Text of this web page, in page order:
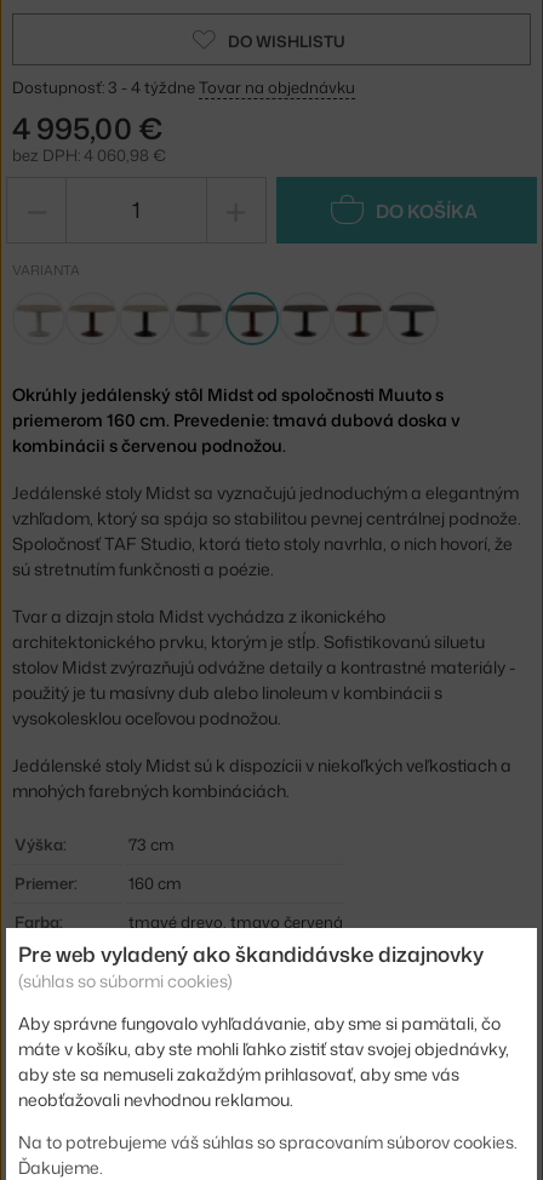
DO WISHLISTU
Dostupnosť: 3 - 4 týždne Tovar na objednávku
4 995,00 €
bez DPH: 4 060,98 €
DO KOŠÍKA
VARIANTA
Okrúhly jedálenský stôl Midst od spoločnosti Muuto s
priemerom 160 cm. Prevedenie: tmavá dubová doska v
kombinácii s červenou podnožou.
Jedálenské stoly Midst sa vyznačujú jednoduchým a elegantným
vzhľadom, ktorý sa spája so stabilitou pevnej centrálnej podnože.
Spoločnosť TAF Studio, ktorá tieto stoly navrhla, o nich hovorí, že
sú stretnutím funkčnosti a poézie.
Tvar a dizajn stola Midst vychádza z ikonického
architektonického prvku, ktorým je stĺp. Sofistikovanú siluetu
stolov Midst zvýrazňujú odvážne detaily a kontrastné materiály -
použitý je tu masívny dub alebo linoleum v kombinácii s
vysokolesklou oceľovou podnožou.
Jedálenské stoly Midst sú k dispozícii v niekoľkých veľkostiach a
mnohých farebných kombináciách.
Výška:
73 cm
Priemer:
160 cm
Farba:
tmavé drevo, tmavo červená
Materiál:
lakovaná oceľ, olejovaný dub
Tvar:
kruh
Doska:
drevo
EAN
5713295995665
Pre web vyladený ako škandidávske dizajnovky
(súhlas so súbormi cookies)
Aby správne fungovalo vyhľadávanie, aby sme si pamätali, čo
máte v košíku, aby ste mohli ľahko zistiť stav svojej objednávky,
aby ste sa nemuseli zakaždým prihlasovať, aby sme vás
neobťažovali nevhodnou reklamou.
Na to potrebujeme váš súhlas so spracovaním súborov cookies.
Ďakujeme.